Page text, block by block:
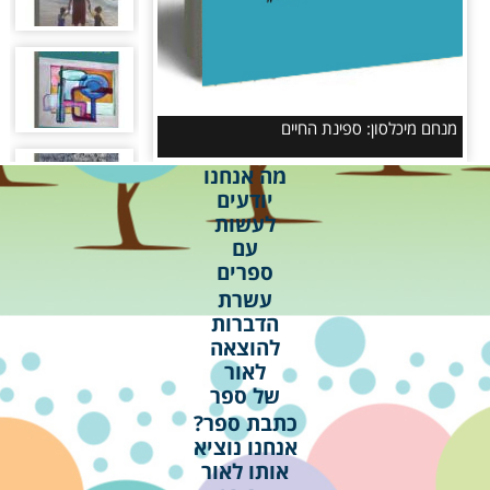
כתבת ספר?
אנחנו נוציא
אותו לאור
מה אנחנו
יודעים
לעשות
עם
ספרים
עשרת
הדברות
להוצאה
לאור
של ספר